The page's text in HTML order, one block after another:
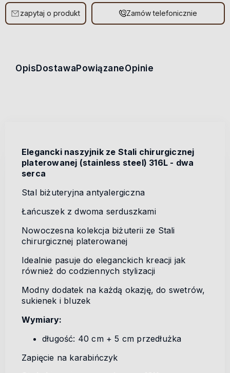
zapytaj o produkt Zamów telefonicznie
Opis Dostawa PowiązaneOpinie
Elegancki naszyjnik ze Stali chirurgicznej
platerowanej (stainless steel) 316L - dwa
serca
Stal biżuteryjna antyalergiczna
Łańcuszek z dwoma serduszkami
Nowoczesna kolekcja biżuterii ze Stali
chirurgicznej platerowanej
Idealnie pasuje do eleganckich kreacji jak
również do codziennych stylizacji
Modny dodatek na każdą okazję, do swetrów,
sukienek i bluzek
Wymiary:
długość: 40 cm + 5 cm przedłużka
Zapięcie na karabińczyk